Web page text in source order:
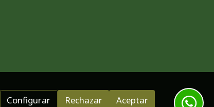
Configurar Rechazar Aceptar